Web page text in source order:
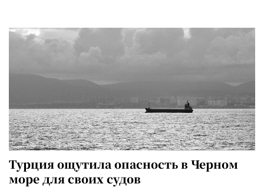
Турция ощутила опасность в Черном
море для своих судов